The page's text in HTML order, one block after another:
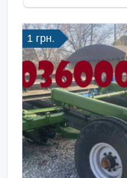
1 грн.